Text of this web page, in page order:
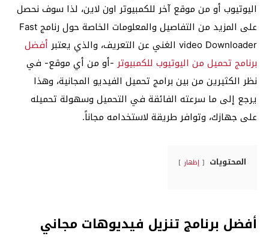
اليوتيوب أو من موقع آخر للكمبيوتر اون لاين، لذا سوف نحصل
على المزيد من التفاصيل والمعلومات الخاصة حول رنامج Fast
video Downloader الغني عن التعريف، والذي يعتبر
أفضل
برنامج تحميل من اليوتيوب للكمبيوتر -أو من أي موقع- في
نظر الكثيرين من بين برامج تحميل الفيديو المجانية، وهذا
يرجع إلى ما سرعته الفائقة في التحميل وسهولة تحميله
على جهازك، وتوافر طريقة لاستخدامه مجاناً.
المحتويات إظهار
أفضل برنامج تنزيل فيديوهات مجاني